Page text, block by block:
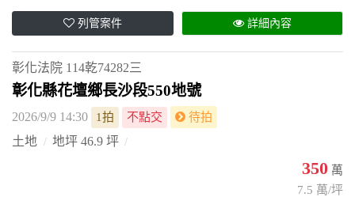
列管案件 詳細內容
彰化法院 114乾74282三
彰化縣花壇鄉長沙段550地號
2026/9/9 14:30 1拍 不點交 待拍
土地 地坪 46.9 坪
350 萬
7.5 萬/坪